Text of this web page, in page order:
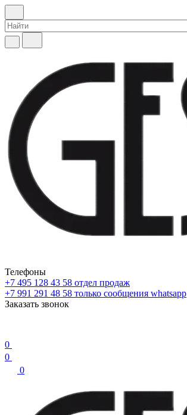
Телефоны
+7 495 128 43 58 отдел продаж
+7 991 291 48 58 только сообщения whatsapp
Заказать звонок
0
0
0